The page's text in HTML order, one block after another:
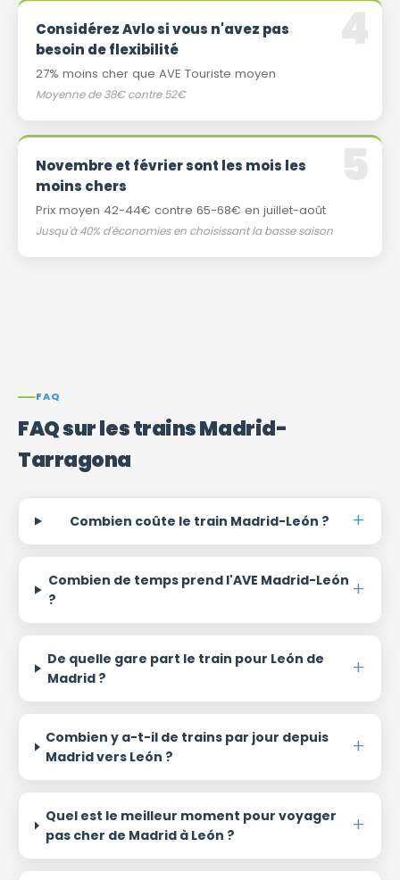
Considérez Avlo si vous n'avez pas
besoin de flexibilité
27% moins cher que AVE Touriste moyen
Moyenne de 38€ contre 52€
Novembre et février sont les mois les
moins chers
Prix ​​moyen 42-44€ contre 65-68€ en juillet-août
Jusqu'à 40% d'économies en choisissant la basse saison
FAQ
FAQ sur les trains Madrid-
Tarragona
Combien coûte le train Madrid-León ?
Combien de temps prend l'AVE Madrid-León
?
De quelle gare part le train pour León de
Madrid ?
Combien y a-t-il de trains par jour depuis
Madrid vers León ?
Quel est le meilleur moment pour voyager
pas cher de Madrid à León ?